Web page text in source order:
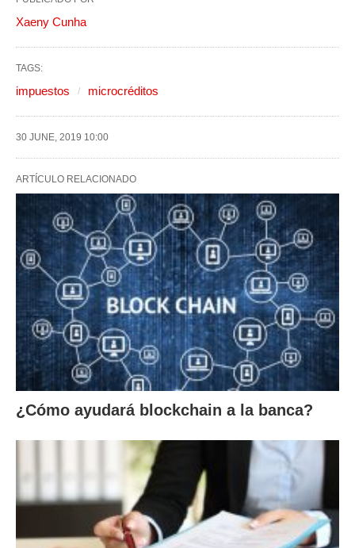
Xaeny Cunha
TAGS:
impuestos microcréditos
30 JUNE, 2019 10:00
ARTÍCULO RELACIONADO
¿Cómo ayudará blockchain a la banca?